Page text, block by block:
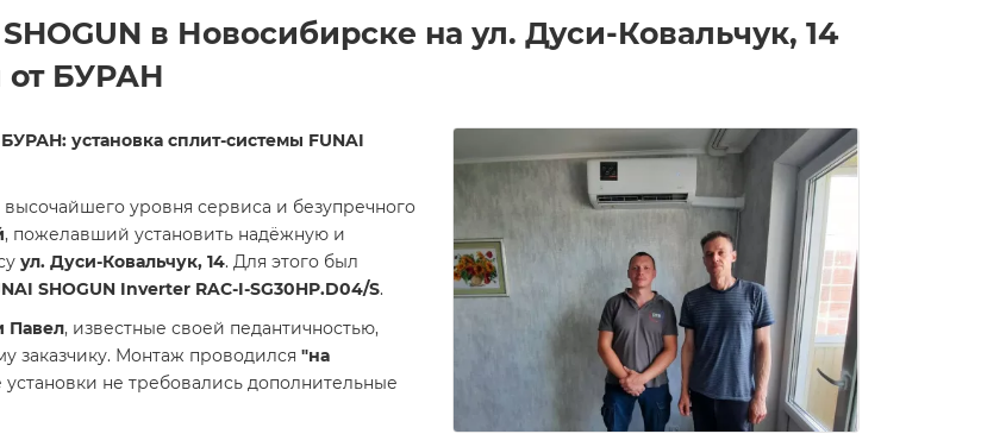
в Новосибирске на ул. Дуси-Ковальчук, 14
от БУРАН
установка сплит-системы FUNAI
уровня сервиса и безупречного
, пожелавший установить надёжную и
ул. Дуси-Ковальчук, 14. Для этого был
SHOGUN Inverter RAC-I-SG30HP.D04/S.
Павел, известные своей педантичностью,
заказчику. Монтаж проводился "на
не требовались дополнительные